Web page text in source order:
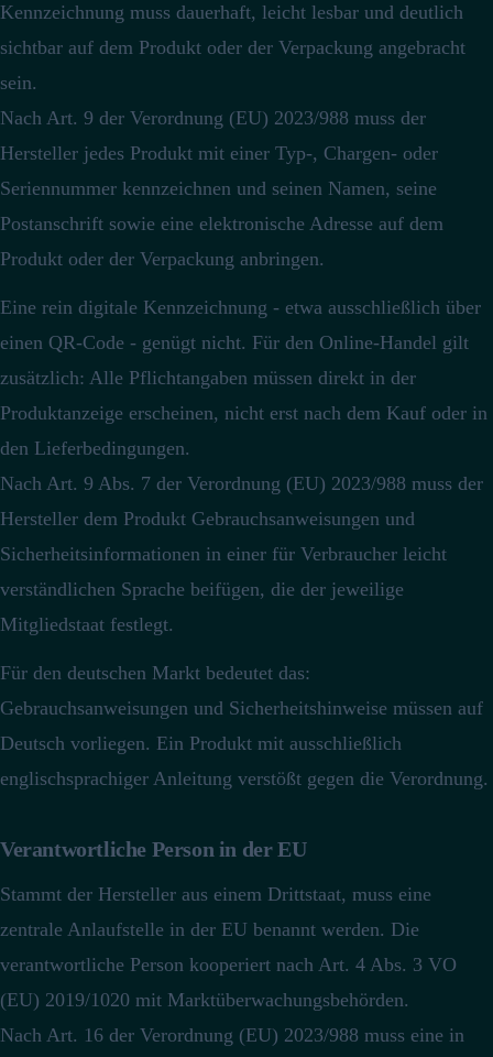
Kennzeichnung muss dauerhaft, leicht lesbar und deutlich
sichtbar auf dem Produkt oder der Verpackung angebracht
sein.
Nach Art. 9 der Verordnung (EU) 2023/988 muss der
Hersteller jedes Produkt mit einer Typ-, Chargen- oder
Seriennummer kennzeichnen und seinen Namen, seine
Postanschrift sowie eine elektronische Adresse auf dem
Produkt oder der Verpackung anbringen.
Eine rein digitale Kennzeichnung - etwa ausschließlich über
einen QR-Code - genügt nicht. Für den Online-Handel gilt
zusätzlich: Alle Pflichtangaben müssen direkt in der
Produktanzeige erscheinen, nicht erst nach dem Kauf oder in
den Lieferbedingungen.
Nach Art. 9 Abs. 7 der Verordnung (EU) 2023/988 muss der
Hersteller dem Produkt Gebrauchsanweisungen und
Sicherheitsinformationen in einer für Verbraucher leicht
verständlichen Sprache beifügen, die der jeweilige
Mitgliedstaat festlegt.
Für den deutschen Markt bedeutet das:
Gebrauchsanweisungen und Sicherheitshinweise müssen auf
Deutsch vorliegen. Ein Produkt mit ausschließlich
englischsprachiger Anleitung verstößt gegen die Verordnung.
Verantwortliche Person in der EU
Stammt der Hersteller aus einem Drittstaat, muss eine
zentrale Anlaufstelle in der EU benannt werden. Die
verantwortliche Person kooperiert nach Art. 4 Abs. 3 VO
(EU) 2019/1020 mit Marktüberwachungsbehörden.
Nach Art. 16 der Verordnung (EU) 2023/988 muss eine in